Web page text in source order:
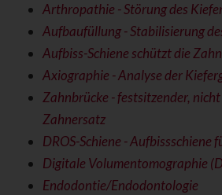
Arthropathie - Störung des
Aufbaufüllung - Stabilisierung
Aufbiss-Schiene schützt die
Axiographie - Analyse der
Zahnbrücke - festsitzender,
Zahnersatz
DROS-Schiene - Aufbissschiene
Digitale Volumentomographie
Endodontie/Endodontologie